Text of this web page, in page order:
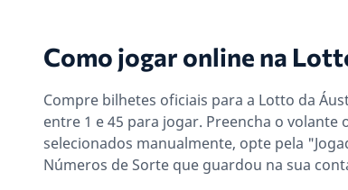
Como jogar online na
Compre bilhetes oficiais para a Lotto da
entre 1 e 45 para jogar. Preencha o volante
selecionados manualmente, opte pela
Números de Sorte que guardou na sua